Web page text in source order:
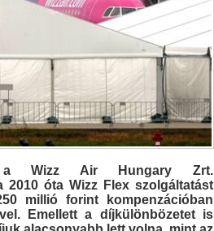
a Wizz Air Hungary Zrt.
2010 óta Wizz Flex szolgáltatást
millió forint kompenzációban
Emellett a díjkülönbözetet is